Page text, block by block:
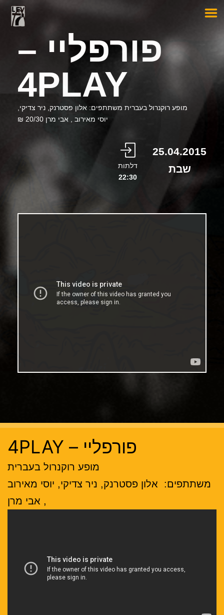
פורפליי –
4PLAY
מופע רוקנרול בעברית משתתפים: אלון פסטרנק, ניר צדיקי,
יוסי מאירוב , אבי מרן 20/30 ₪
25.04.2015
שבת
דלתות
22:30
פורפליי – 4PLAY
מופע רוקנרול בעברית
משתתפים: אלון פסטרנק, ניר צדיקי, יוסי מאירוב
, אבי מרן